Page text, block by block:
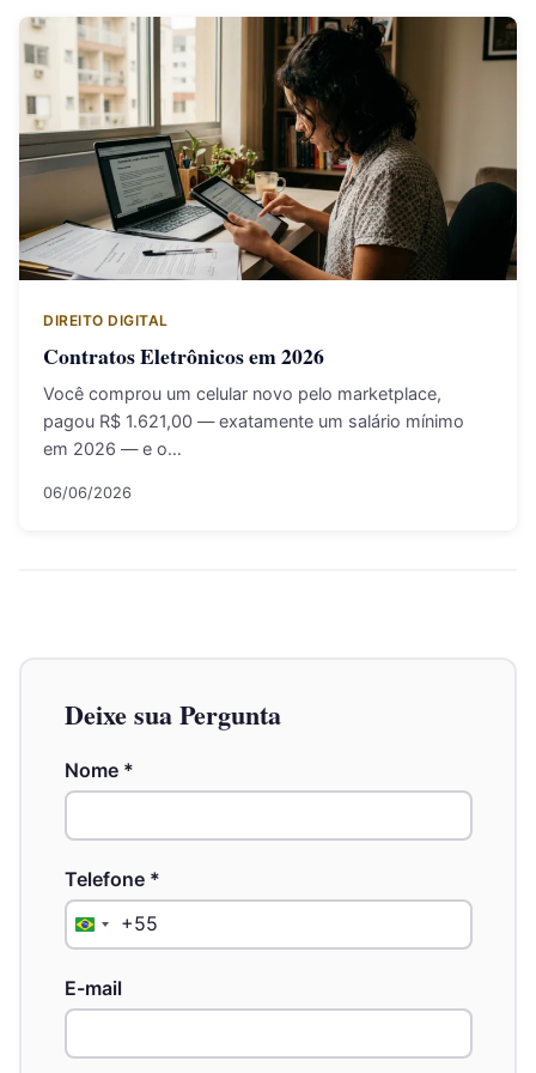
DIREITO DIGITAL
Contratos Eletrônicos em 2026
Você comprou um celular novo pelo marketplace,
pagou R$ 1.621,00 — exatamente um salário mínimo
em 2026 — e o…
06/06/2026
Deixe sua Pergunta
Nome *
Telefone *
Brazil+55
E-mail